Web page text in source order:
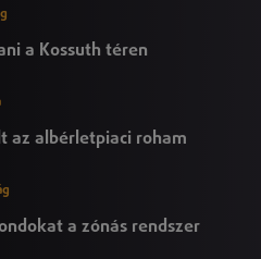
a Kossuth téren
az albérletpiaci roham
a zónás rendszer